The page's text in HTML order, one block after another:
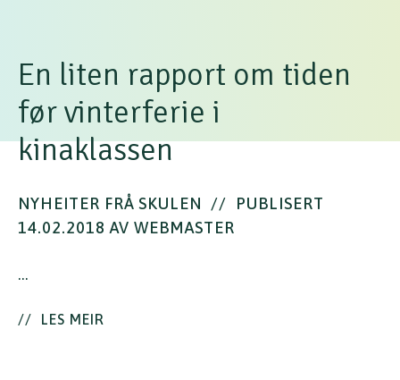
En liten rapport om tiden
før vinterferie i
kinaklassen
NYHEITER FRÅ SKULEN //
PUBLISERT
14.02.2018 AV WEBMASTER
…
// LES MEIR